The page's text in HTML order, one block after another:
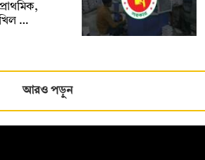
…
আরও পড়ুন